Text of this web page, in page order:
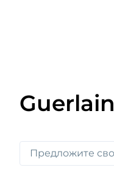
Guerlain